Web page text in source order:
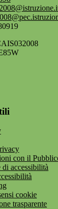
con il
accessibilità
cookie
trasparente